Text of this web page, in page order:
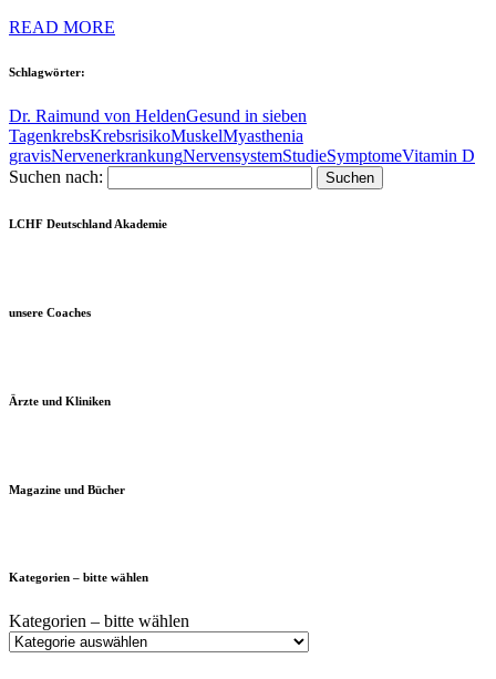
READ MORE
Schlagwörter:
Dr. Raimund von HeldenGesund in sieben
TagenkrebsKrebsrisikoMuskelMyasthenia
gravisNervenerkrankungNervensystemStudieSymptomeVitamin D
Suchen nach:
LCHF Deutschland Akademie
unsere Coaches
Ärzte und Kliniken
Magazine und Bücher
Kategorien – bitte wählen
Kategorien – bitte wählen